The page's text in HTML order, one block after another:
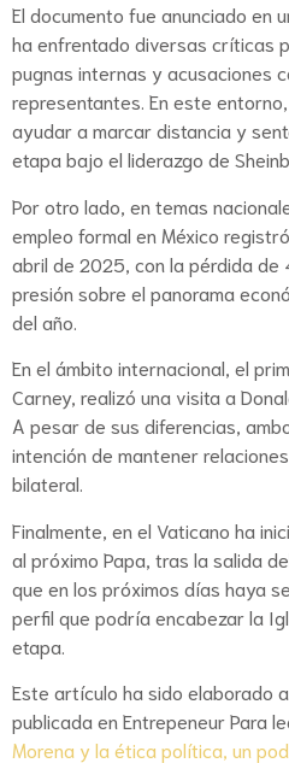
El documento fue anunciado en
ha enfrentado diversas críticas
pugnas internas y acusaciones
representantes. En este
ayudar a marcar distancia y
etapa bajo el liderazgo de
Por otro lado, en temas
empleo formal en México
abril de 2025, con la pérdida de
presión sobre el panorama
del año.
En el ámbito internacional, el
Carney, realizó una visita a
A pesar de sus diferencias,
intención de mantener
bilateral.
Finalmente, en el Vaticano ha
al próximo Papa, tras la salida
que en los próximos días haya
perfil que podría encabezar la
etapa.
Este artículo ha sido elaborado
publicada en Entrepeneur Para
Morena y la ética política, un